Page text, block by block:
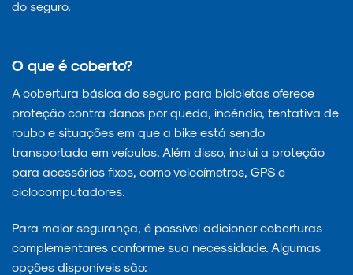
do seguro.
O que é coberto?
A cobertura básica do seguro para bicicletas oferece
proteção contra danos por queda, incêndio, tentativa de
roubo e situações em que a bike está sendo
transportada em veículos. Além disso, inclui a proteção
para acessórios fixos, como velocímetros, GPS e
ciclocomputadores.
Para maior segurança, é possível adicionar coberturas
complementares conforme sua necessidade. Algumas
opções disponíveis são: